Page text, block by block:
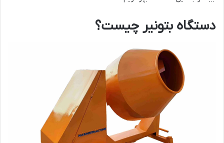
دستگاه بتونیر چیست؟